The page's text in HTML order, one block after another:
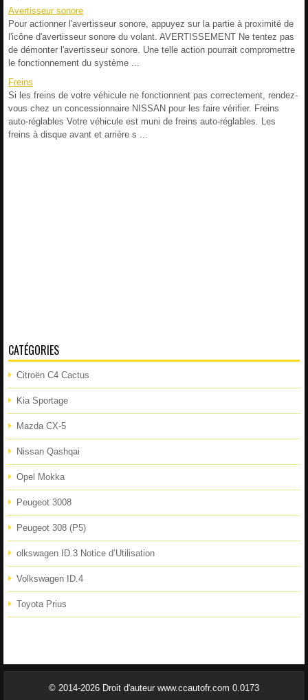
Avertisseur sonore
Pour actionner l'avertisseur sonore, appuyez sur la partie à proximité de
l'icône d'avertisseur sonore du volant. AVERTISSEMENT Ne tentez pas
de démonter l'avertisseur sonore. Une telle action pourrait compromettre
le fonctionnement du système ...
Freins
Si les freins de votre véhicule ne fonctionnent pas correctement, rendez-
vous chez un concessionnaire NISSAN pour les faire vérifier. Freins
auto-réglables Votre véhicule est muni de freins auto-réglables. Les
freins à disque avant et arrière s ...
CATÉGORIES
Citroën C4 Cactus
Kia Sportage
Mazda CX-5
Nissan Qashqai
Opel Mokka
Peugeot 3008
Peugeot 308 (P5)
olkswagen ID.3 Notice d’Utilisation
Volkswagen ID.4
Toyota Prius
© 2014-2026 Droit d'auteur www.ccautofr.com 0.0173